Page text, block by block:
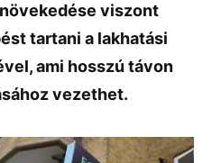
viszont
tartani a lakhatási
ami hosszú távon
vezethet.